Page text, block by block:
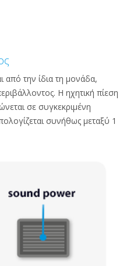
από την ίδια τη μονάδα,
Η ηχητική πίεση
σε συγκεκριμένη
συνήθως μεταξύ 1